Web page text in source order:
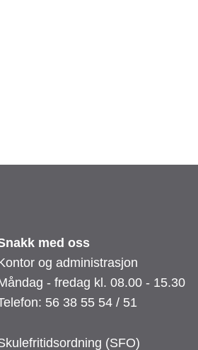
med oss
og administrasjon
- fredag kl. 08.00 - 15.30
56 38 55 54 / 51
(SFO)